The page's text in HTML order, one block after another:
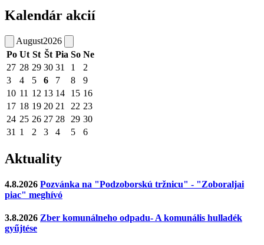
Kalendár akcií
August2026
Po Ut St Št Pia So Ne
27 28 29 30 31 1
2
3
4 5 6 7 8
9
10 11 12 13 14 15 16
17 18 19 20 21 22 23
24 25 26 27 28 29 30
31 1 2 3 4 5 6
Aktuality
4.8.2026 Pozvánka na "Podzoborskú tržnicu" - "Zoboraljai
piac" meghívó
3.8.2026 Zber komunálneho odpadu- A komunális hulladék
gyűjtése